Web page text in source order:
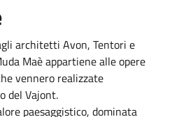
architetti Avon, Tentori e
Maè appartiene alle opere
vennero realizzate
del Vajont.
paesaggistico, dominata